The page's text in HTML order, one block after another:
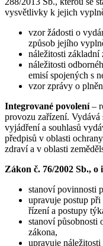
vysvětlivky k jejich
vzor žádosti o
způsob jejího
náležitosti základní
náležitosti
emisí spojených s
vzor zprávy o
Integrované povolení–
provozu zařízení. Vydává
vyjádření a souhlasů
předpisů v oblasti
zdraví a v oblasti
Zákon č. 76/2002 Sb., o
stanoví povinnosti
upravuje postup
řízení a postupy
stanoví působnosti
zákona,
upravuje